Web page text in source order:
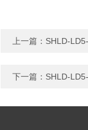
上一篇： SHLD-
下一篇： SHLD-